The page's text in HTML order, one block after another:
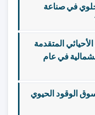
في صناعة
المتقدمة
في عام
الوقود الحيوي